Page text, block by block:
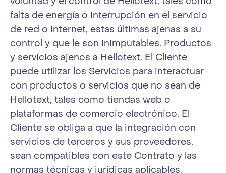
falta de energía o interrupción en el servicio
de red o Internet, estas últimas ajenas a su
control y que le son inimputables. Productos
y servicios ajenos a Hellotext. El Cliente
puede utilizar los Servicios para interactuar
con productos o servicios que no sean de
Hellotext, tales como tiendas web o
plataformas de comercio electrónico. El
Cliente se obliga a que la integración con
servicios de terceros y sus proveedores,
sean compatibles con este Contrato y las
normas técnicas y jurídicas aplicables.